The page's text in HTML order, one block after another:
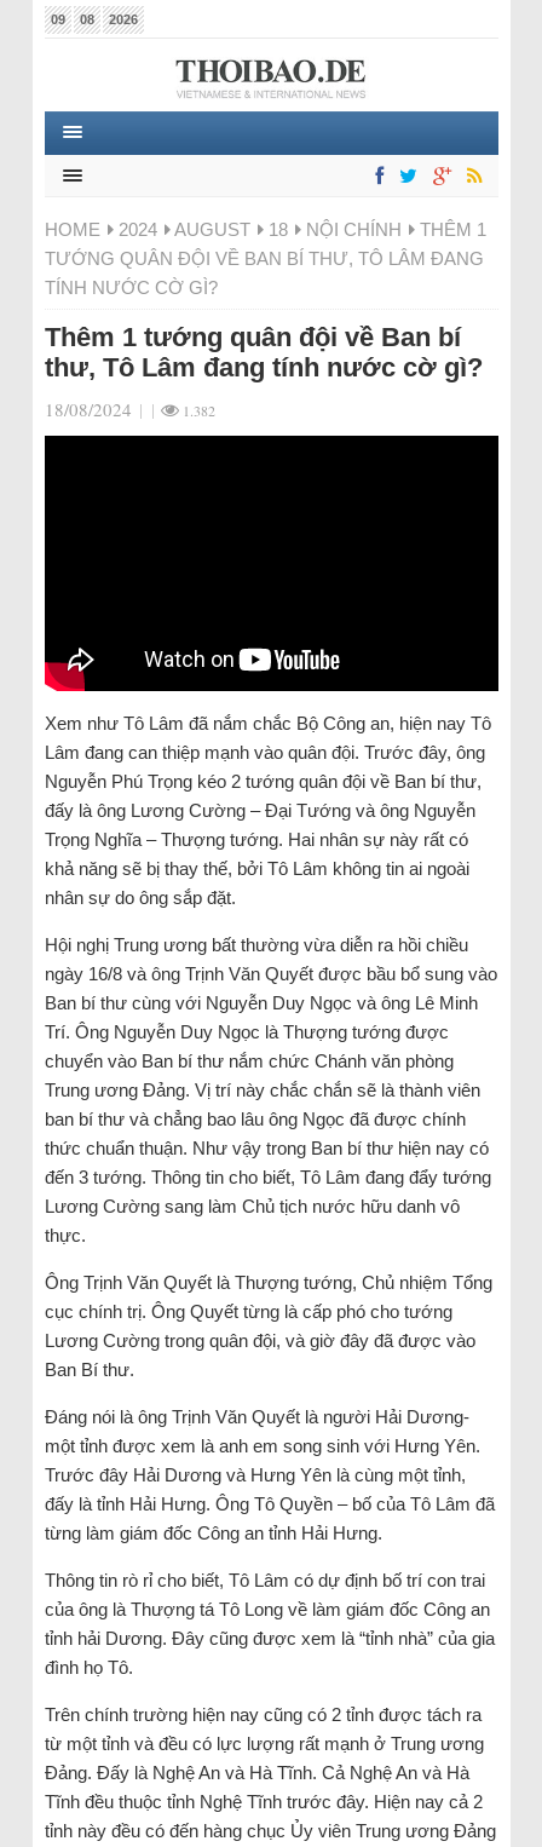
09 08 2026
HOME 2024 AUGUST 18 NỘI CHÍNH
THÊM 1
TƯỚNG QUÂN ĐỘI VỀ BAN BÍ THƯ, TÔ LÂM ĐANG
TÍNH NƯỚC CỜ GÌ?
Thêm 1 tướng quân đội về Ban bí
thư, Tô Lâm đang tính nước cờ gì?
18/08/2024 | | 1.382
Xem như Tô Lâm đã nắm chắc Bộ Công an, hiện nay Tô
Lâm đang can thiệp mạnh vào quân đội. Trước đây, ông
Nguyễn Phú Trọng kéo 2 tướng quân đội về Ban bí thư,
đấy là ông Lương Cường – Đại Tướng và ông Nguyễn
Trọng Nghĩa – Thượng tướng. Hai nhân sự này rất có
khả năng sẽ bị thay thế, bởi Tô Lâm không tin ai ngoài
nhân sự do ông sắp đặt.
Hội nghị Trung ương bất thường vừa diễn ra hồi chiều
ngày 16/8 và ông Trịnh Văn Quyết được bầu bổ sung vào
Ban bí thư cùng với Nguyễn Duy Ngọc và ông Lê Minh
Trí. Ông Nguyễn Duy Ngọc là Thượng tướng được
chuyển vào Ban bí thư nắm chức Chánh văn phòng
Trung ương Đảng. Vị trí này chắc chắn sẽ là thành viên
ban bí thư và chẳng bao lâu ông Ngọc đã được chính
thức chuẩn thuận. Như vậy trong Ban bí thư hiện nay có
đến 3 tướng. Thông tin cho biết, Tô Lâm đang đẩy tướng
Lương Cường sang làm Chủ tịch nước hữu danh vô
thực.
Ông Trịnh Văn Quyết là Thượng tướng, Chủ nhiệm Tổng
cục chính trị. Ông Quyết từng là cấp phó cho tướng
Lương Cường trong quân đội, và giờ đây đã được vào
Ban Bí thư.
Đáng nói là ông Trịnh Văn Quyết là người Hải Dương-
một tỉnh được xem là anh em song sinh với Hưng Yên.
Trước đây Hải Dương và Hưng Yên là cùng một tỉnh,
đấy là tỉnh Hải Hưng. Ông Tô Quyền – bố của Tô Lâm đã
từng làm giám đốc Công an tỉnh Hải Hưng.
Thông tin rò rỉ cho biết, Tô Lâm có dự định bố trí con trai
của ông là Thượng tá Tô Long về làm giám đốc Công an
tỉnh hải Dương. Đây cũng được xem là “tỉnh nhà” của gia
đình họ Tô.
Trên chính trường hiện nay cũng có 2 tỉnh được tách ra
từ một tỉnh và đều có lực lượng rất mạnh ở Trung ương
Đảng. Đấy là Nghệ An và Hà Tĩnh. Cả Nghệ An và Hà
Tĩnh đều thuộc tỉnh Nghệ Tĩnh trước đây. Hiện nay cả 2
tỉnh này đều có đến hàng chục Ủy viên Trung ương Đảng